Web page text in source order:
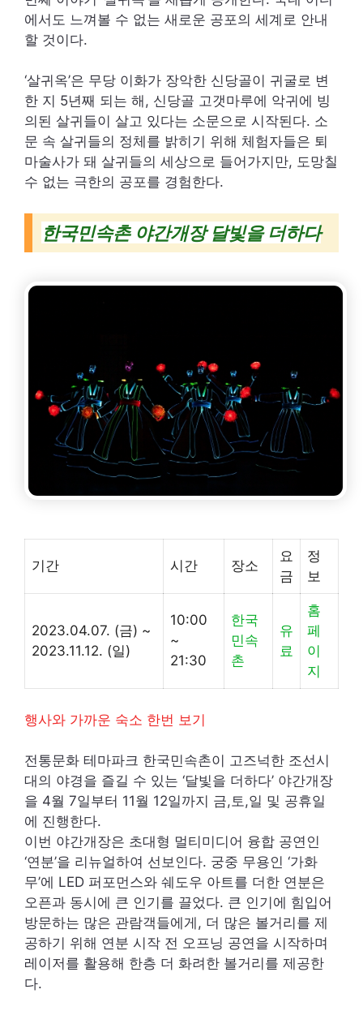
에서도 느껴볼 수 없는 새로운 공포의 세계로 안내
할 것이다.
‘살귀옥’은 무당 이화가 장악한 신당골이 귀굴로 변
한 지 5년째 되는 해, 신당골 고갯마루에 악귀에 빙
의된 살귀들이 살고 있다는 소문으로 시작된다. 소
문 속 살귀들의 정체를 밝히기 위해 체험자들은 퇴
마술사가 돼 살귀들의 세상으로 들어가지만, 도망칠
수 없는 극한의 공포를 경험한다.
한국민속촌 야간개장 달빛을 더하다
기간 시간 장소
요
금
정
보
2023.04.07. (금) ~
2023.11.12. (일)
10:00
~
21:30
한국
민속
촌
유
료
홈
페
이
지
행사와 가까운 숙소 한번 보기
전통문화 테마파크 한국민속촌이 고즈넉한 조선시
대의 야경을 즐길 수 있는 ‘달빛을 더하다’ 야간개장
을 4월 7일부터 11월 12일까지 금,토,일 및 공휴일
에 진행한다.
이번 야간개장은 초대형 멀티미디어 융합 공연인
‘연분’을 리뉴얼하여 선보인다. 궁중 무용인 ‘가화
무’에 LED 퍼포먼스와 쉐도우 아트를 더한 연분은
오픈과 동시에 큰 인기를 끌었다. 큰 인기에 힘입어
방문하는 많은 관람객들에게, 더 많은 볼거리를 제
공하기 위해 연분 시작 전 오프닝 공연을 시작하며
레이저를 활용해 한층 더 화려한 볼거리를 제공한
다.